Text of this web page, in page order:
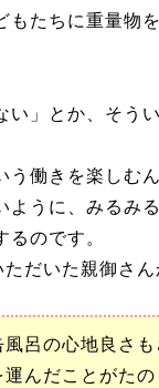
もたちに重量物
い」とか、そう
働きを楽しむん
ように、みるみ
のです。
だいた親御さ
呂の心地良さ
んだことがた